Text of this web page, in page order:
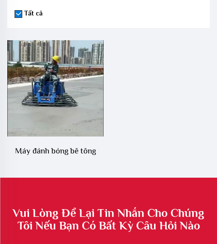
Tất cả
Máy đánh bóng bê tông
Vui Lòng Để Lại Tin Nhắn Cho Chúng
Tôi Nếu Bạn Có Bất Kỳ Câu Hỏi Nào